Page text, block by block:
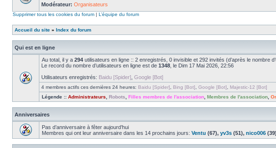
Modérateur: Organisateurs
Supprimer tous les cookies du forum | L’équipe du forum
Accueil du site » Index du forum
Qui est en ligne
Au total, il y a 294 utilisateurs en ligne :: 2 enregistrés, 0 invisible et 292 invités (d’après le nombre
Le record du nombre d’utilisateurs en ligne est de 1348 , le Dim 17 Mai 2026, 22:56
Utilisateurs enregistrés: Baidu [Spider] Google [Bot]
4 membres actifs ces dernières 24 heures: Baidu [Spider] Bing [Bot] Google [Bot]
Majestic-12 [Bot]
Légende :: Administrateurs Robots Filles membres de l'association Membres de l'association
Anniversaires
Pas d’anniversaire à fêter aujourd’hui
Membres qui ont leur anniversaire dans les 14 prochains jours: Ventu (67), yv3s (51), nico006